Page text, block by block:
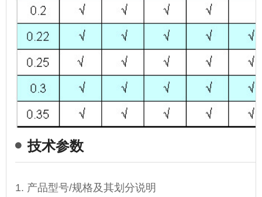
技术参数
1. 产品型号/规格及其划分说明